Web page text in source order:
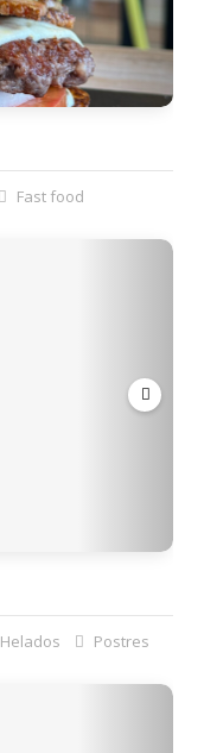
Fast food
Helados Postres